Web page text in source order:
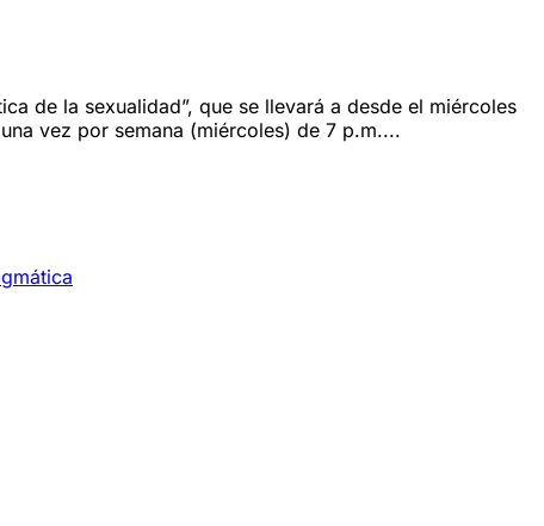
de la sexualidad”, que se llevará a desde el miércoles
vez por semana (miércoles) de 7 p.m....